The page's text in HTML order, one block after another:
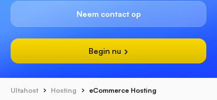
Neem contact op
Begin nu
Ultahost Hosting eCommerce Hosting